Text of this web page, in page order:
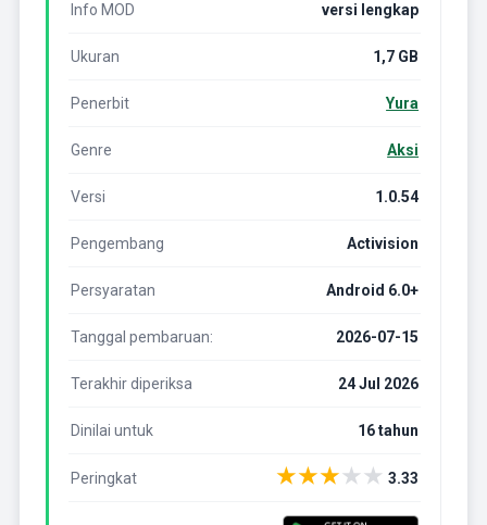
Info MOD versi lengkap
Ukuran 1,7 GB
Penerbit Yura
Genre Aksi
Versi 1.0.54
Pengembang Activision
Persyaratan Android 6.0+
Tanggal pembaruan: 2026-07-15
Terakhir diperiksa 24 Jul 2026
Dinilai untuk 16 tahun
Peringkat ★★★★★ 3.33